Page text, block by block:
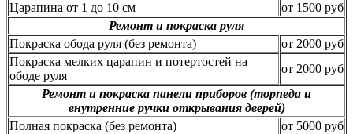
Царапина от 1 до 10 см
от 1500 руб
Ремонт и покраска руля
Покраска обода руля (без ремонта)
от 2000 руб
Покраска мелких царапин и потертостей на
ободе руля
от 2000 руб
Ремонт и покраска панели приборов (торпеда и
внутренние ручки открывания дверей)
Полная покраска (без ремонта)
от 5000 руб